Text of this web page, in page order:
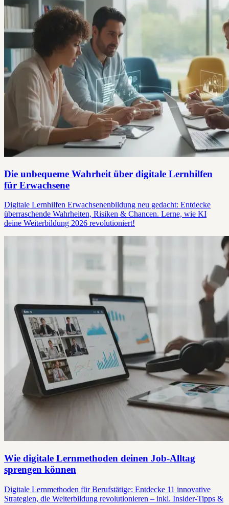
Die unbequeme Wahrheit über digitale Lernhilfen
für Erwachsene
Digitale Lernhilfen Erwachsenenbildung neu gedacht: Entdecke
überraschende Wahrheiten, Risiken & Chancen. Lerne, wie KI
deine Weiterbildung 2026 revolutioniert!
Wie digitale Lernmethoden deinen Job-Alltag
sprengen können
Digitale Lernmethoden für Berufstätige: Entdecke 11 innovative
Strategien, die Weiterbildung revolutionieren – inkl. Insider-Tipps &